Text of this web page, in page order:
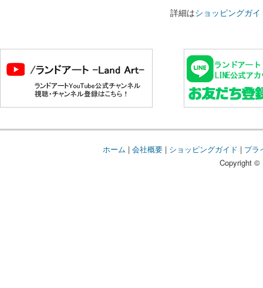
詳細はショッピングガイ
ホーム | 会社概要| ショッピングガイド | プラ
Copyright ©